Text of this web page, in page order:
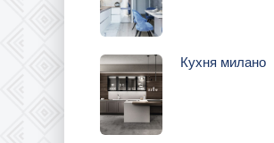
Кухня милано